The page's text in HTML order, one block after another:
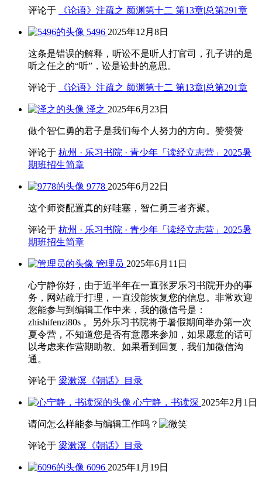
评论于 《论语》注疏之 颜渊第十二 第13章|总第291章
5496 2025年12月8日
这条是错误的解释，听讼不是听人打官司，孔子讲的是
听之任之的“听”，讼是讼卦的意思。
评论于 《论语》注疏之 颜渊第十二 第13章|总第291章
泽之 2025年6月23日
做个智仁勇的君子是我们每个人努力的方向。赞赞赞
评论于 杭州 · 乐习书院 · 青少年「读经立志营」2025暑
期班招生简章
9778 2025年6月22日
这个师资配置真的好哇塞，智仁勇三者齐聚。
评论于 杭州 · 乐习书院 · 青少年「读经立志营」2025暑
期班招生简章
管理员 2025年6月11日
心宁静你好，由于近半年在一直张罗乐习书院开办的事
务，网站疏于打理，一直没能恢复您的信息。非常欢迎
您能参与到编辑工作中来，我的微信号是：
zhishifenzi80s 。另外乐习书院将于暑假期间举办第一次
夏令营，不知道您是否有意愿来参加，如果愿意的话可
以考虑来作营期助教。如果看到回复，我们加微信沟
通。
评论于 梁漱溟《朝话》目录
心宁静，书读深 2025年2月1日
请问怎么样能参与编辑工作吗？
评论于 梁漱溟《朝话》目录
6096 2025年1月19日